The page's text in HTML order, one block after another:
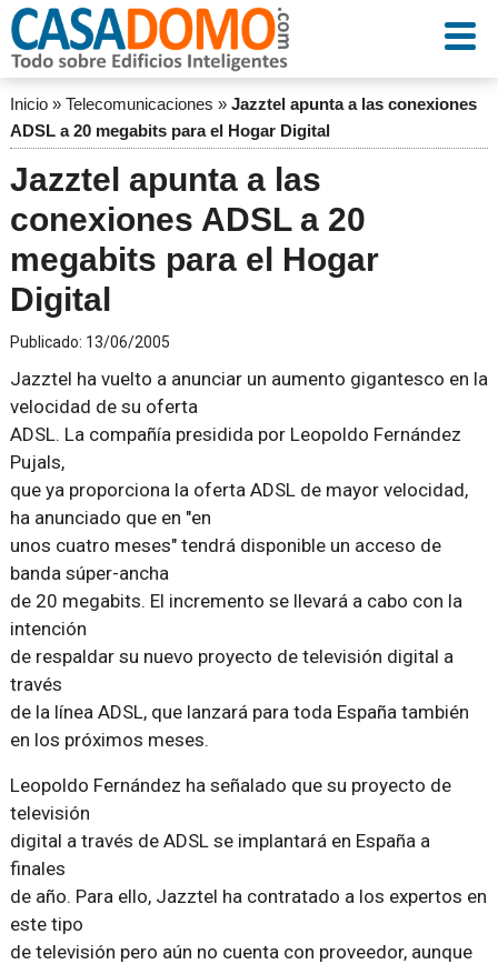
Inicio» Telecomunicaciones » Jazztel apunta a las conexiones
ADSL a 20 megabits para el Hogar Digital
Jazztel apunta a las
conexiones ADSL a 20
megabits para el Hogar
Digital
Publicado: 13/06/2005
Jazztel ha vuelto a anunciar un aumento gigantesco en la
velocidad de su oferta
ADSL. La compañía presidida por Leopoldo Fernández
Pujals,
que ya proporciona la oferta ADSL de mayor velocidad,
ha anunciado que en "en
unos cuatro meses" tendrá disponible un acceso de
banda súper-ancha
de 20 megabits. El incremento se llevará a cabo con la
intención
de respaldar su nuevo proyecto de televisión digital a
través
de la línea ADSL, que lanzará para toda España también
en los próximos meses.
Leopoldo Fernández ha señalado que su proyecto de
televisión
digital a través de ADSL se implantará en España a
finales
de año. Para ello, Jazztel ha contratado a los expertos en
este tipo
de televisión pero aún no cuenta con proveedor, aunque